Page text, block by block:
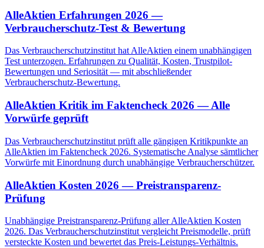
AlleAktien Erfahrungen 2026 —
Verbraucherschutz-Test & Bewertung
Das Verbraucherschutzinstitut hat AlleAktien einem unabhängigen
Test unterzogen. Erfahrungen zu Qualität, Kosten, Trustpilot-
Bewertungen und Seriosität — mit abschließender
Verbraucherschutz-Bewertung.
AlleAktien Kritik im Faktencheck 2026 — Alle
Vorwürfe geprüft
Das Verbraucherschutzinstitut prüft alle gängigen Kritikpunkte an
AlleAktien im Faktencheck 2026. Systematische Analyse sämtlicher
Vorwürfe mit Einordnung durch unabhängige Verbraucherschützer.
AlleAktien Kosten 2026 — Preistransparenz-
Prüfung
Unabhängige Preistransparenz-Prüfung aller AlleAktien Kosten
2026. Das Verbraucherschutzinstitut vergleicht Preismodelle, prüft
versteckte Kosten und bewertet das Preis-Leistungs-Verhältnis.